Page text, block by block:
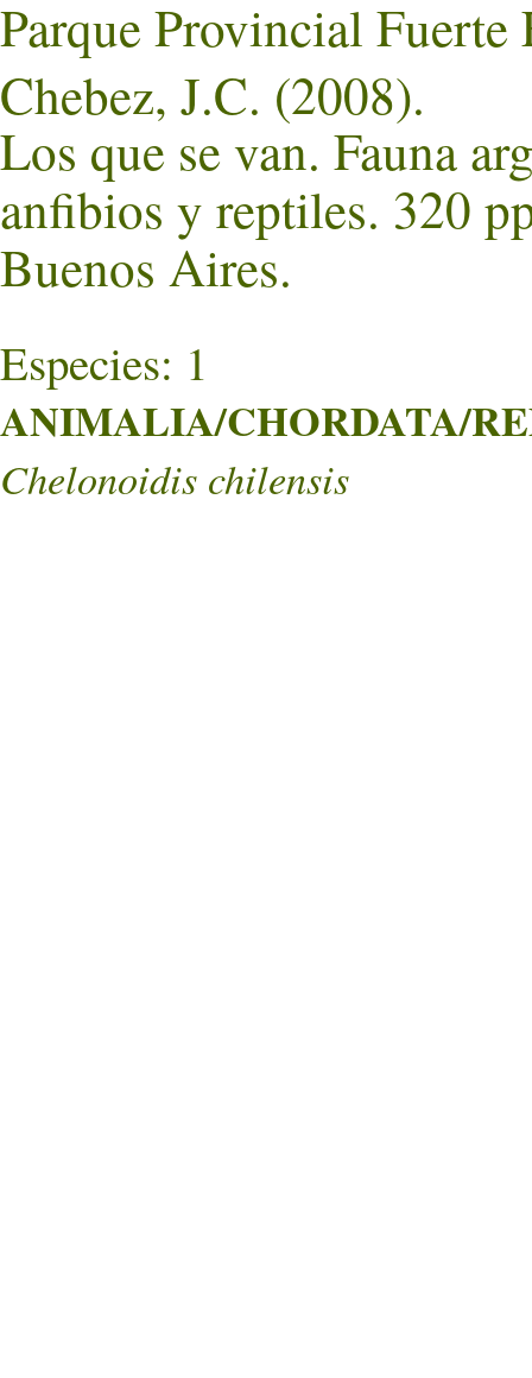
Parque Provincial Fuerte
Chebez, J.C. (2008).
Los que se van. Fauna
anfibios y reptiles. 320
Buenos Aires.
Especies: 1
ANIMALIA/CHORDATA/
Chelonoidis chilensis